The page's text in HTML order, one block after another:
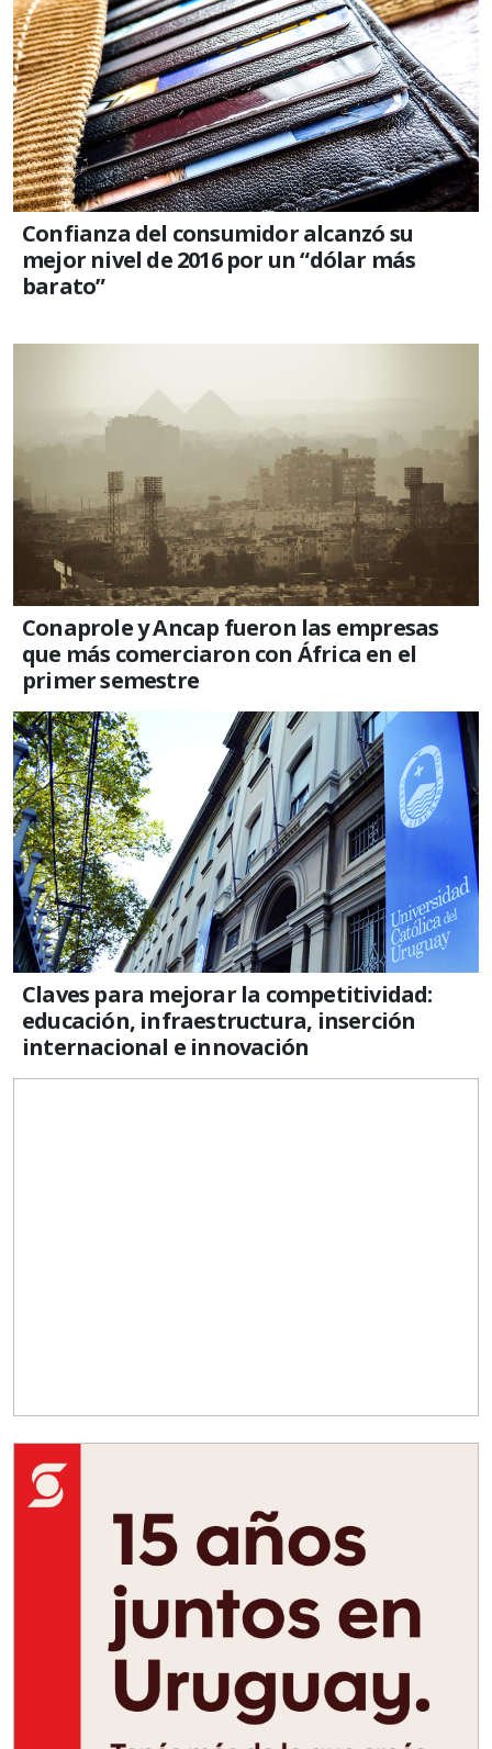
Confianza del consumidor alcanzó su
mejor nivel de 2016 por un “dólar más
barato”
Conaprole y Ancap fueron las empresas
que más comerciaron con África en el
primer semestre
Claves para mejorar la competitividad:
educación, infraestructura, inserción
internacional e innovación